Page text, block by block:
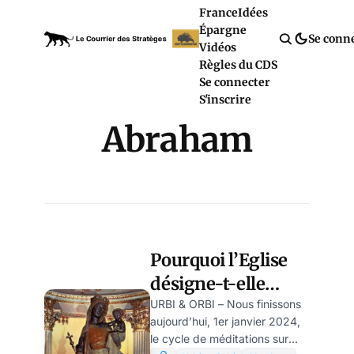
FranceIdées
Épargne
Vidéos
Règles du CDS
Se connecter
S'inscrire
Se
Abraham
Pourquoi l’Eglise
désigne-t-elle
Marie comme
« Mère de Dieu »?
URBI & ORBI – Nous finissons
aujourd’hui, 1er janvier 2024,
le cycle de méditations sur